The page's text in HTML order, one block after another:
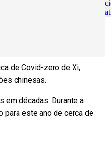
de Covid-zero de Xi,
chinesas.
em décadas. Durante a
para este ano de cerca de